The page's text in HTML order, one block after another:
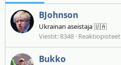
BJohnson
Ukrainan aseistaja 🇺🇦
Viestit 8348 Reaktiopisteet
Bukko